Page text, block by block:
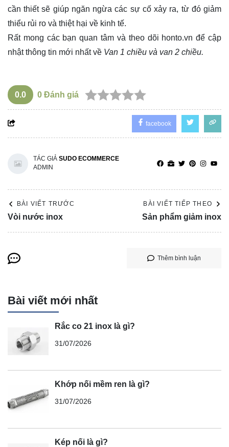
cần thiết sẽ giúp ngăn ngừa các sự cố xảy ra, từ đó giảm
thiểu rủi ro và thiệt hại về kinh tế.
Rất mong các bạn quan tâm và theo dõi honto.vn để cập
nhật thông tin mới nhất về Van 1 chiều và van 2 chiều.
0.0 0 Đánh giá
facebook
TÁC GIẢ SUDO ECOMMERCE
ADMIN
BÀI VIẾT TRƯỚC
Vòi nước inox
BÀI VIẾT TIẾP THEO
Sản phẩm giảm inox
Thêm bình luận
Bài viết mới nhất
Rắc co 21 inox là gì?
31/07/2026
Khớp nối mềm ren là gì?
31/07/2026
Kép nối là gì?